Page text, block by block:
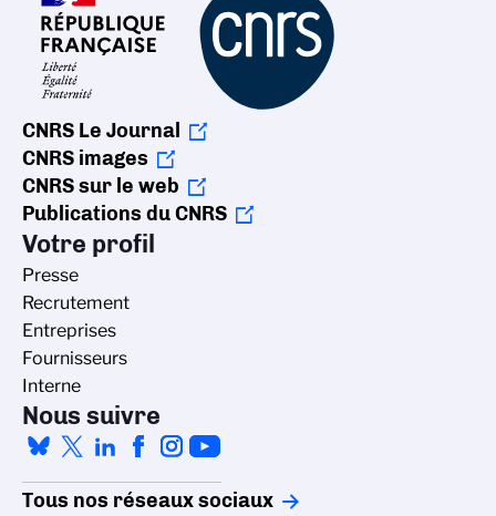
CNRS Le Journal
CNRS images
CNRS sur le web
Publications du CNRS
Votre profil
Presse
Recrutement
Entreprises
Fournisseurs
Interne
Nous suivre
Tous nos réseaux sociaux